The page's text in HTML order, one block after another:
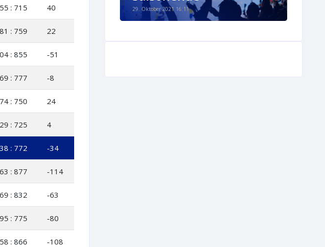
: 715 40
: 759 22
: 855 -51
: 777 -8
: 750 24
: 725 4
: 772 -34
: 877 -114
: 832 -63
: 775 -80
: 866 -108
29. Oktober 2021 16:11